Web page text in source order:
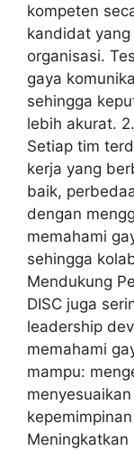
kompeten
kandidat
organisasi.
gaya
sehingga
lebih akurat.
Setiap tim
kerja yang
baik,
dengan
memahami
sehingga
Mendukung
DISC juga
leadership
memahami
mampu:
Meningkatkan